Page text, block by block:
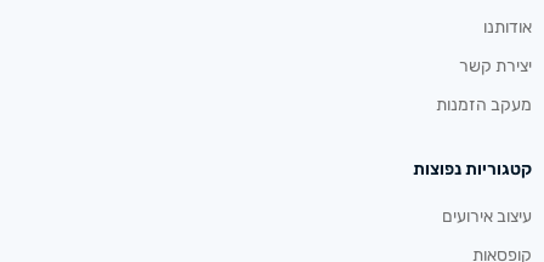
אודותנו
יצירת קשר
מעקב הזמנות
קטגוריות נפוצות
עיצוב אירועים
קופסאות